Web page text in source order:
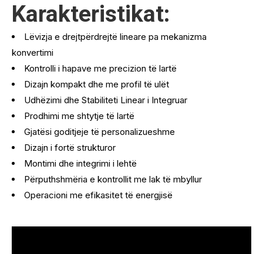
lëvizje lineare
Karakteristikat:
Lëvizja e drejtpërdrejtë lineare pa mekanizma
konvertimi
Kontrolli i hapave me precizion të lartë
Dizajn kompakt dhe me profil të ulët
Udhëzimi dhe Stabiliteti Linear i Integruar
Prodhimi me shtytje të lartë
Gjatësi goditjeje të personalizueshme
Dizajn i fortë strukturor
Montimi dhe integrimi i lehtë
Përputhshmëria e kontrollit me lak të mbyllur
Operacioni me efikasitet të energjisë